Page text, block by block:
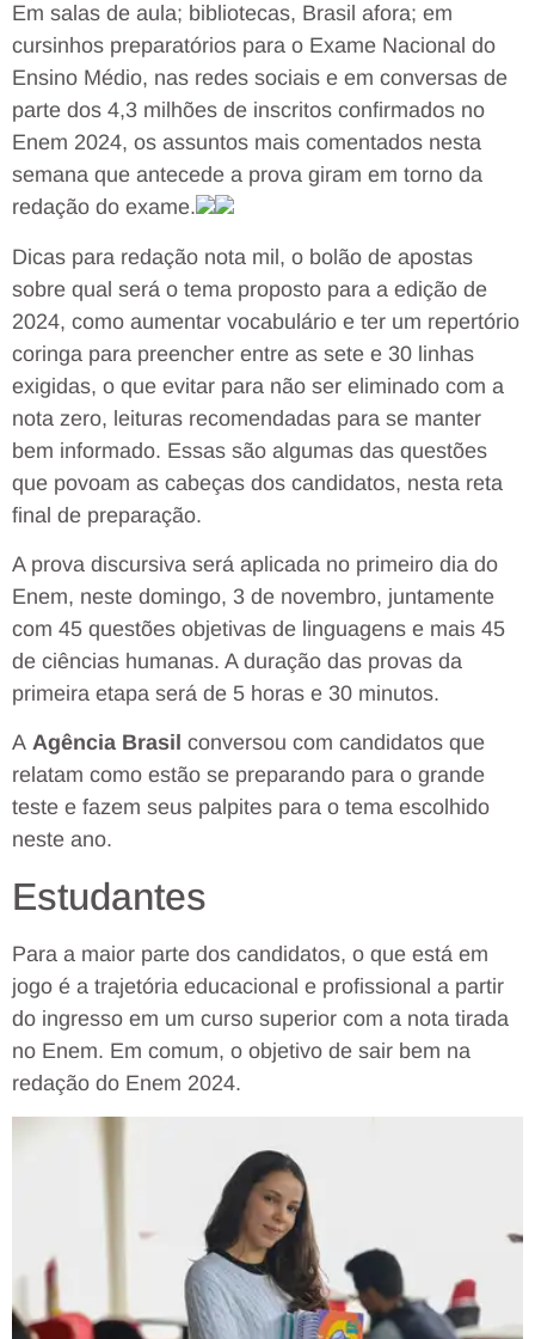
Em salas de aula; bibliotecas, Brasil afora; em
cursinhos preparatórios para o Exame Nacional do
Ensino Médio, nas redes sociais e em conversas de
parte dos 4,3 milhões de inscritos confirmados no
Enem 2024, os assuntos mais comentados nesta
semana que antecede a prova giram em torno da
redação do exame.
Dicas para redação nota mil, o bolão de apostas
sobre qual será o tema proposto para a edição de
2024, como aumentar vocabulário e ter um repertório
coringa para preencher entre as sete e 30 linhas
exigidas, o que evitar para não ser eliminado com a
nota zero, leituras recomendadas para se manter
bem informado. Essas são algumas das questões
que povoam as cabeças dos candidatos, nesta reta
final de preparação.
A prova discursiva será aplicada no primeiro dia do
Enem, neste domingo, 3 de novembro, juntamente
com 45 questões objetivas de linguagens e mais 45
de ciências humanas. A duração das provas da
primeira etapa será de 5 horas e 30 minutos.
A Agência Brasil conversou com candidatos que
relatam como estão se preparando para o grande
teste e fazem seus palpites para o tema escolhido
neste ano.
Estudantes
Para a maior parte dos candidatos, o que está em
jogo é a trajetória educacional e profissional a partir
do ingresso em um curso superior com a nota tirada
no Enem. Em comum, o objetivo de sair bem na
redação do Enem 2024.